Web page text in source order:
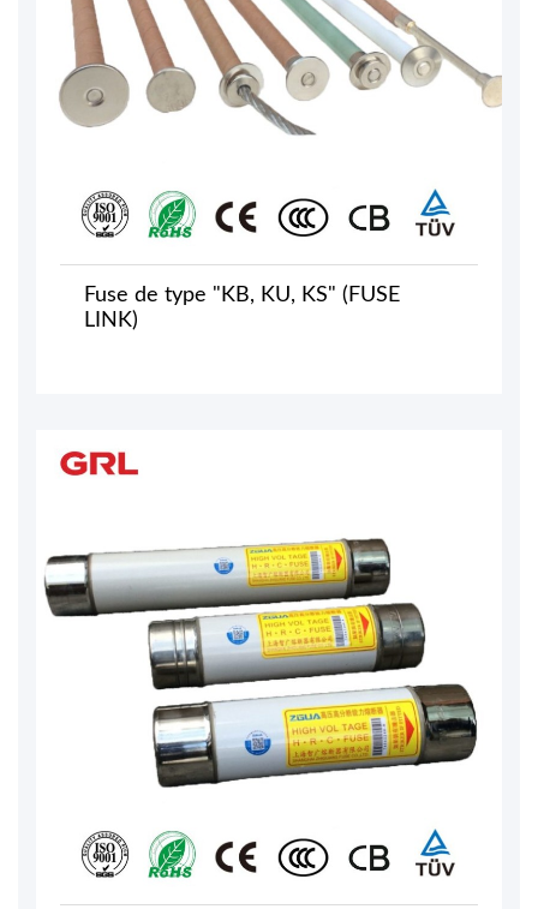
Fuse de type "KB, KU, KS" (FUSE
LINK)